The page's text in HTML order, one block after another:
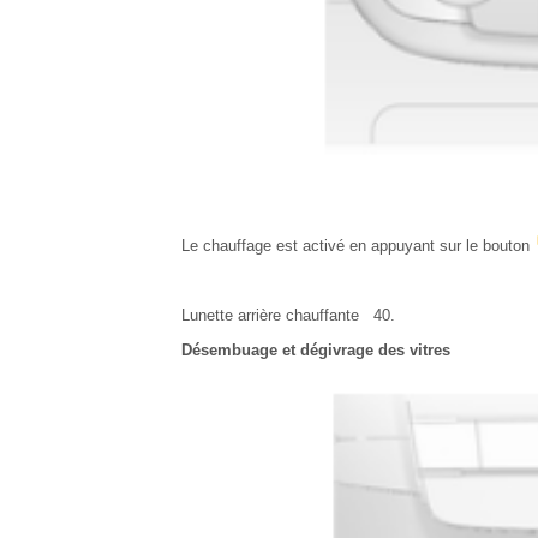
Le chauffage est activé en appuyant sur le bouton
Lunette arrière chauffante 40.
Désembuage et dégivrage des vitres